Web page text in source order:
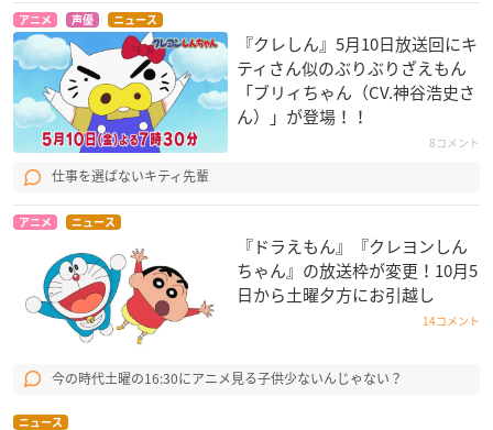
アニメ 声優 ニュース
『クレしん』5月10日放送回にキ
ティさん似のぶりぶりざえもん
「ブリィちゃん（CV.神谷浩史さ
ん）」が登場！！
8コメント
仕事を選ばないキティ先輩
アニメ ニュース
『ドラえもん』『クレヨンしん
ちゃん』の放送枠が変更！10月5
日から土曜夕方にお引越し
14コメント
今の時代土曜の16:30にアニメ見る子供少ないんじゃない？
ニュース